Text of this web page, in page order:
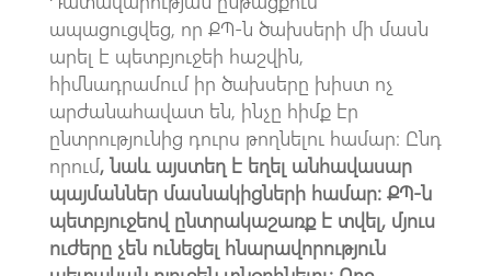
ապացուցվեց, որ ՔՊ-ն ծախսերի մի մասն
արել է պետբյուջեի հաշվին,
հիմնադրամում իր ծախսերը խիստ ոչ
արժանահավատ են, ինչը հիմք էր
ընտրությունից դուրս թողնելու համար։ Ընդ
որում, նաև այստեղ է եղել անհավասար
պայմաններ մասնակիցների համար։ ՔՊ-ն
պետբյուջեով ընտրակաշառք է տվել, մյուս
ուժերը չեն ունեցել հնարավորություն